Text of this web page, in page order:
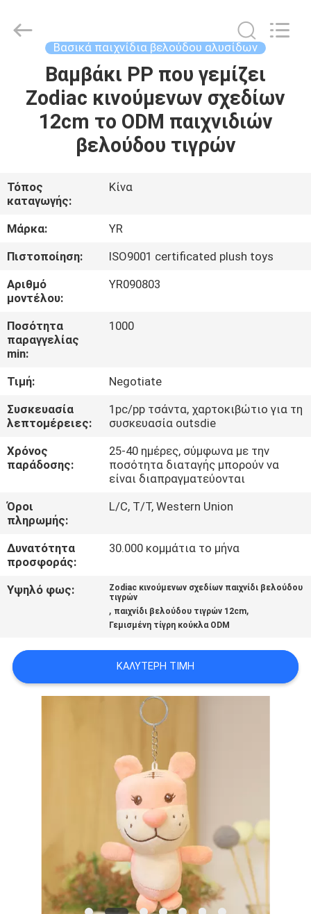
ΣΠΊΤΙ
ΠΡΟΪΌΝΤΑ
ΠΕΡΊΠΟΥ
ΕΜΕΊΣ
ΓΎΡΟΣ
ΕΡΓΟΣΤΑΣΊΩΝ
ΠΟΙΟΤΙΚΌΣ
ΈΛΕΓΧΟΣ
ΕΛΆΤΕ
ΣΕ
ΕΠΑΦΉ
ΜΕ
ΕΙΔΉΣΕΙΣ
ΖΗΤΉΣΤΕ
ΈΝΑ
ΑΠΌΣΠΑΣΜΑ
PRIVACY
Βασικά παιχνίδια βελούδου αλυσίδων
Βαμβάκι PP που γεμίζει
Zodiac κινούμενων σχεδίων
12cm το ODM παιχνιδιών
βελούδου τιγρών
Τόπος
καταγωγής:
Κίνα
Μάρκα:
YR
Πιστοποίηση:
ISO9001 certificated plush toys
Αριθμό
μοντέλου:
YR090803
Ποσότητα
παραγγελίας
min:
1000
Τιμή:
Negotiate
Συσκευασία
λεπτομέρειες:
1pc/pp τσάντα, χαρτοκιβώτιο για τη
συσκευασία outsdie
Χρόνος
παράδοσης:
25-40 ημέρες, σύμφωνα με την
ποσότητα διαταγής μπορούν να
είναι διαπραγματεύονται
Όροι
πληρωμής:
L/C, T/T, Western Union
Δυνατότητα
προσφοράς:
30.000 κομμάτια το μήνα
Υψηλό φως:
Zodiac κινούμενων σχεδίων παιχνίδι βελούδου
τιγρών
, παιχνίδι βελούδου τιγρών 12cm,
Γεμισμένη τίγρη κούκλα ODM
ΚΑΛΎΤΕΡΗ ΤΙΜΉ